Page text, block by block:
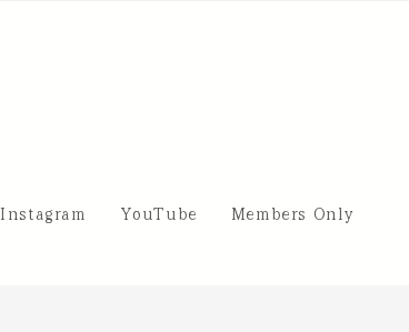
Instagram YouTube Members Only